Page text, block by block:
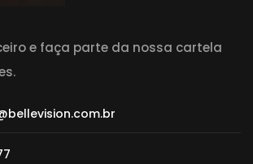
e faça parte da nossa cartela